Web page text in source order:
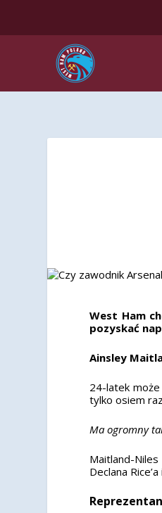
West Ham
pozyskać
Ainsley
24-latek
tylko osiem
Ma ogromny
Maitland-
Declana